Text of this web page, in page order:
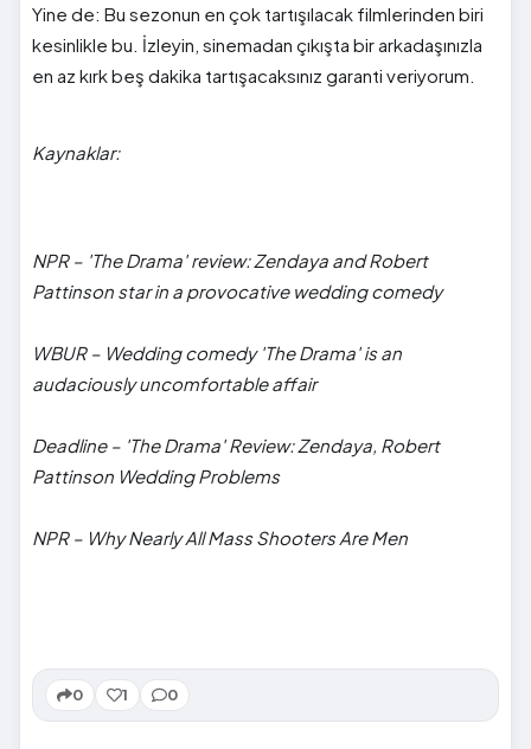
Yine de: Bu sezonun en çok tartışılacak filmlerinden biri
kesinlikle bu. İzleyin, sinemadan çıkışta bir arkadaşınızla
en az kırk beş dakika tartışacaksınız garanti veriyorum.
Kaynaklar:
NPR – 'The Drama' review: Zendaya and Robert
Pattinson star in a provocative wedding comedy
WBUR – Wedding comedy 'The Drama' is an
audaciously uncomfortable affair
Deadline – 'The Drama' Review: Zendaya, Robert
Pattinson Wedding Problems
NPR – Why Nearly All Mass Shooters Are Men
0 1 0